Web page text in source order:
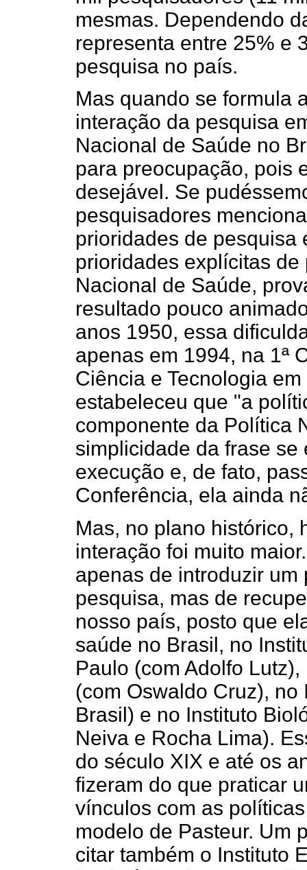
mesmas. Dependendo
representa entre 25% e
pesquisa no país.
Mas quando se formula
interação da pesquisa
Nacional de Saúde no
para preocupação, pois
desejável. Se
pesquisadores
prioridades de pesquisa
prioridades explícitas
Nacional de Saúde,
resultado pouco
anos 1950, essa
apenas em 1994, na 1ª
Ciência e Tecnologia
estabeleceu que "a
componente da Política
simplicidade da frase
execução e, de fato,
Conferência, ela ainda
Mas, no plano histórico,
interação foi muito
apenas de introduzir
pesquisa, mas de
nosso país, posto que
saúde no Brasil, no
Paulo (com Adolfo
(com Oswaldo Cruz),
Brasil) e no Instituto
Neiva e Rocha Lima).
do século XIX e até os
fizeram do que praticar
vínculos com as
modelo de Pasteur. Um
citar também o Instituto